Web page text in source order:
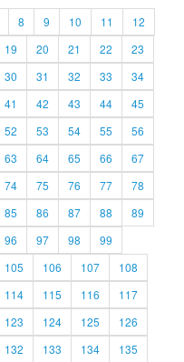
8 9 10 11
12
19 20 21 22
23
30 31 32 33
34
41 42 43 44
45
52 53 54 55
56
63 64 65 66
67
74 75 76 77
78
85 86 87 88
89
96 97 98
99
105 106 107
108
114 115 116
117
123 124 125
126
132 133 134
135